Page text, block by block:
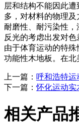
层和结构不能因此
多，对材料的物理
耐磨性、耐污染性
反光的考虑出发对色
由于体育运动的特
功能性木地板。在北
上一篇： 呼和浩特运
下一篇：怀化运动实
相关产品